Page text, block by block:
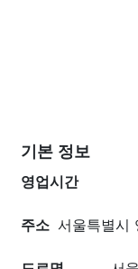
기본 정보
영업시간
주소 서울특별시